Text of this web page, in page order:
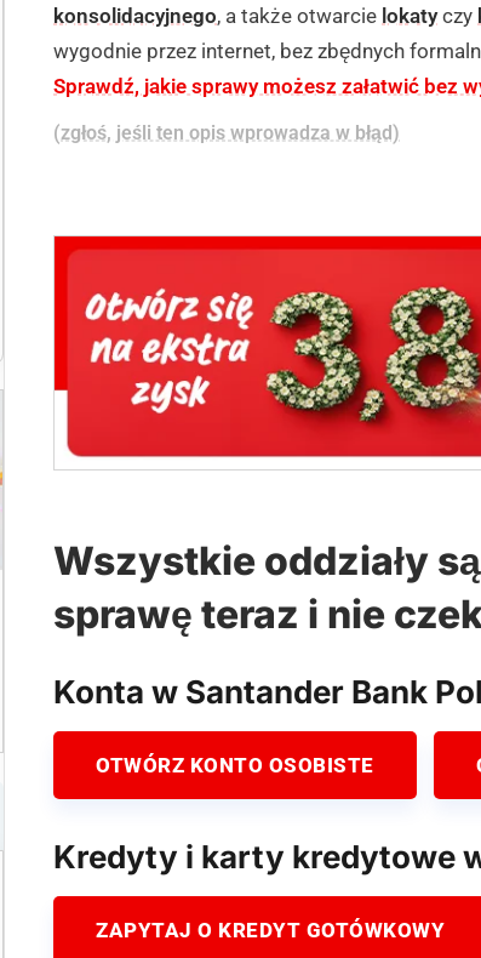
konsolidacyjnego, a także otwarcie lokatyczy
wygodnie przez internet, bez zbędnych
Sprawdź, jakie sprawy możesz załatwić bez
(zgłoś, jeśli ten opis wprowadza w błąd)
Wszystkie oddziały
sprawę teraz i nie
Konta w Santander Bank
OTWÓRZ KONTO OSOBISTE
Kredyty i karty kredytowe
ZAPYTAJ O KREDYT GOTÓWKOWY